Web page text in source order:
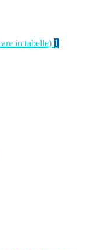
in tabelle) 1